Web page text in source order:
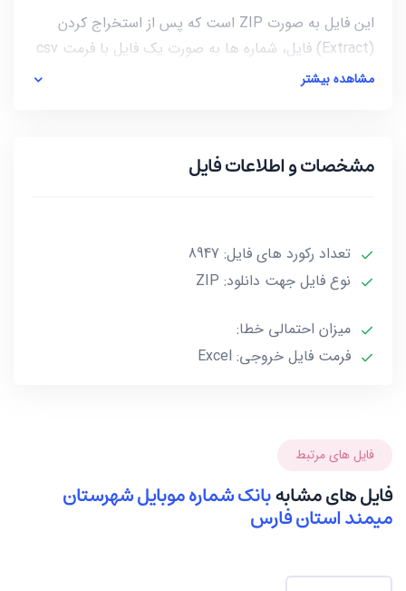
این فایل به صورت ZIP است که پس از استخراج کردن
(Extract) فایل، شماره ها به صورت یک فایل با فرمت csv
و حجم این فایل کمتر از 23KB است.
حداکثر 20 درصد خطا داشته باشند.***
مشاهده بیشتر
مشخصات و اطلاعات فایل
تعداد رکورد های فایل: 8947
نوع فایل جهت دانلود: ZIP
میزان احتمالی خطا:
فرمت فایل خروجی: Excel
فایل های مرتبط
فایل های مشابهبانک شماره موبایل شهرستان
میمند استان فارس